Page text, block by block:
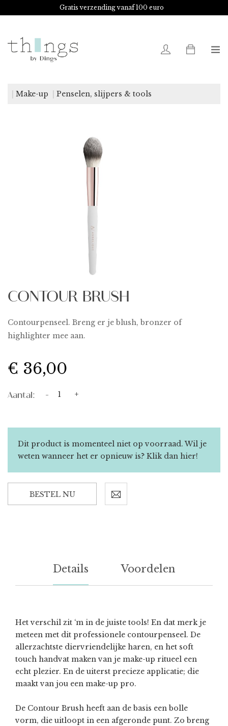
Gratis verzending vanaf 100 euro
Make-up Penselen, slijpers & tools
CONTOUR BRUSH
Contourpenseel. Breng er je blush, bronzer of
highlighter mee aan.
€ 36,00
Aantal: - +
Dit product is momenteel niet op voorraad. Wil je
weten wanneer het er opnieuw is? Klik dan hier!
BESTEL NU
Details Voordelen
Het verschil zit ‘m in de juiste tools! En dat merk je
meteen met dit professionele contourpenseel. De
allerzachtste diervriendelijke haren, en het soft
touch handvat maken van je make-up ritueel een
echt plezier. En de uiterst precieze applicatie; die
maakt van jou een make-up pro.
De Contour Brush heeft aan de basis een bolle
vorm, die uitloopt in een afgeronde punt. Zo breng